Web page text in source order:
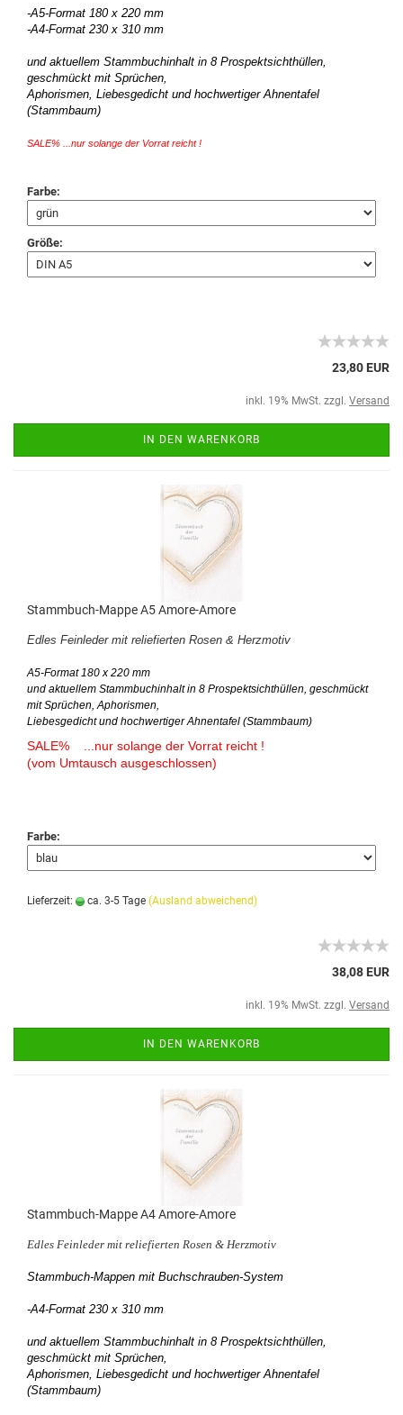
-A5-Format 180 x 220 mm
-A4-Format 230 x 310 mm
und aktuellem Stammbuchinhalt in 8 Prospektsichthüllen,
geschmückt mit Sprüchen,
Aphorismen, Liebesgedicht und hochwertiger Ahnentafel
(Stammbaum)
SALE% ...nur solange der Vorrat reicht !
Farbe:
Größe:
23,80 EUR
inkl. 19% MwSt. zzgl. Versand
IN DEN WARENKORB
Stammbuch-Mappe A5 Amore-Amore
Edles Feinleder mit reliefierten Rosen & Herzmotiv
A5-Format 180 x 220 mm
und aktuellem Stammbuchinhalt in 8 Prospektsichthüllen, geschmückt
mit Sprüchen, Aphorismen,
Liebesgedicht und hochwertiger Ahnentafel (Stammbaum)
SALE% ...nur solange der Vorrat reicht !
(vom Umtausch ausgeschlossen)
Farbe:
Lieferzeit: ca. 3-5 Tage (Ausland abweichend)
38,08 EUR
inkl. 19% MwSt. zzgl. Versand
IN DEN WARENKORB
Stammbuch-Mappe A4 Amore-Amore
Edles Feinleder mit reliefierten Rosen & Herzmotiv
Stammbuch-Mappen mit Buchschrauben-System
-A4-Format 230 x 310 mm
und aktuellem Stammbuchinhalt in 8 Prospektsichthüllen,
geschmückt mit Sprüchen,
Aphorismen, Liebesgedicht und hochwertiger Ahnentafel
(Stammbaum)